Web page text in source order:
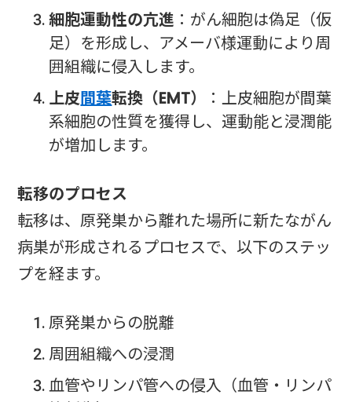
細胞運動性の亢進 ：がん細胞は偽足（仮
足）を形成し、アメーバ様運動により周
囲組織に侵入します。
上皮間葉転換（EMT）
：上皮細胞が間葉
系細胞の性質を獲得し、運動能と浸潤能
が増加します。
転移のプロセス
転移は、原発巣から離れた場所に新たながん
病巣が形成されるプロセスで、以下のステッ
プを経ます。
原発巣からの脱離
周囲組織への浸潤
血管やリンパ管への侵入（血管・リンパ